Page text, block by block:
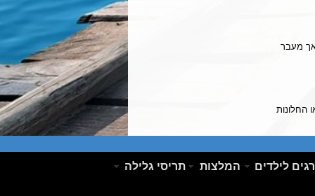
אך מעבר
החלונות
לילדים המלצות תריסי גלילה